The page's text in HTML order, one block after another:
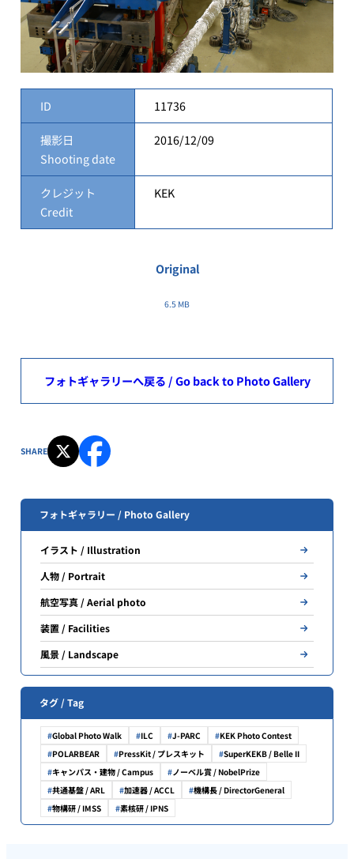
ID 11736
撮影日
Shooting date
2016/12/09
クレジット
Credit
KEK
Original
6.5 MB
フォトギャラリーへ戻る / Go back to Photo Gallery
SHARE
フォトギャラリー / Photo Gallery
イラスト / Illustration
人物 / Portrait
航空写真 / Aerial photo
装置 / Facilities
風景 / Landscape
タグ / Tag
Global Photo Walk ILC J-PARC
KEK Photo Contest
POLARBEAR
PressKit / プレスキット
SuperKEKB / Belle II
キャンパス・建物 / Campus
ノーベル賞 / NobelPrize
共通基盤 / ARL
加速器 / ACCL
機構長 / DirectorGeneral
物構研 / IMSS
素核研 / IPNS